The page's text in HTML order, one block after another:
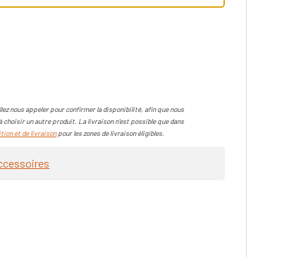
nous appeler pour confirmer la disponibilité, afin que nous
choisir un autre produit. La livraison n'est possible que dans
et de livraisonpour les zones de livraison éligibles.